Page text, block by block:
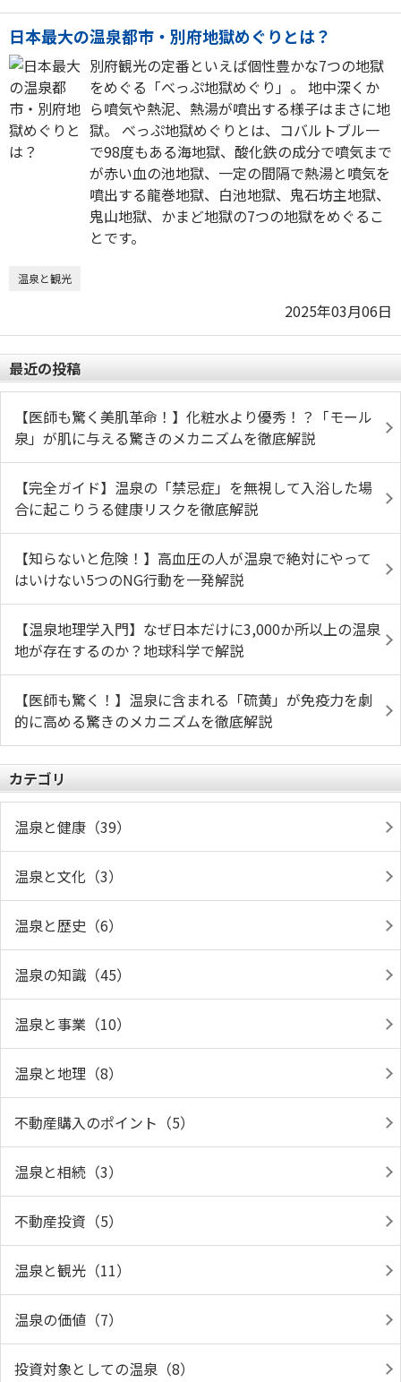
日本最大の温泉都市・別府地獄めぐりとは？
別府観光の定番といえば個性豊かな7つの地獄
をめぐる「べっぷ地獄めぐり」。 地中深くか
ら噴気や熱泥、熱湯が噴出する様子はまさに地
獄。 べっぷ地獄めぐりとは、コバルトブル一
で98度もある海地獄、酸化鉄の成分で噴気まで
が赤い血の池地獄、一定の間隔で熱湯と噴気を
噴出する龍巻地獄、白池地獄、鬼石坊主地獄、
鬼山地獄、かまど地獄の7つの地獄をめぐるこ
とです。
温泉と観光
2025年03月06日
最近の投稿
【医師も驚く美肌革命！】化粧水より優秀！？「モール
泉」が肌に与える驚きのメカニズムを徹底解説
【完全ガイド】温泉の「禁忌症」を無視して入浴した場
合に起こりうる健康リスクを徹底解説
【知らないと危険！】高血圧の人が温泉で絶対にやって
はいけない5つのNG行動を一発解説
【温泉地理学入門】なぜ日本だけに3,000か所以上の温泉
地が存在するのか？地球科学で解説
【医師も驚く！】温泉に含まれる「硫黄」が免疫力を劇
的に高める驚きのメカニズムを徹底解説
カテゴリ
温泉と健康（39）
温泉と文化（3）
温泉と歴史（6）
温泉の知識（45）
温泉と事業（10）
温泉と地理（8）
不動産購入のポイント（5）
温泉と相続（3）
不動産投資（5）
温泉と観光（11）
温泉の価値（7）
投資対象としての温泉（8）